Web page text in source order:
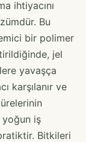
ihtiyacını
Bu
bir polimer
jel
yavaşça
karşılanır ve
yoğun iş
Bitkileri